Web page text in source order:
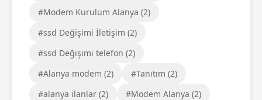
#Modem Kurulum Alanya (2)
#ssd Değişimi İletişim (2)
#ssd Değişimi telefon (2)
#Alanya modem (2)
#Tanıtım (2)
#alanya ilanlar (2)
#Modem Alanya (2)